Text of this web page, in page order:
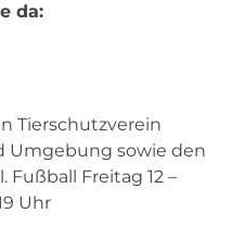
da:
Tierschutzverein
Umgebung sowie den
Freitag 12 –
Uhr